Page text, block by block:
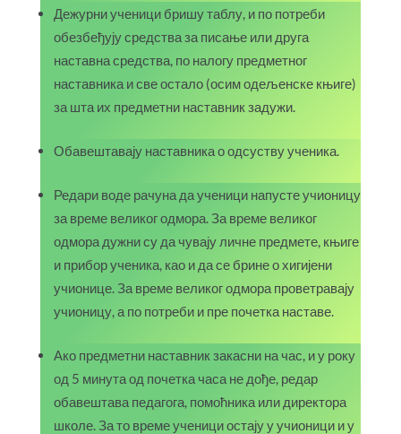
Дежурни ученици бришу таблу, и по потреби
обезбеђују средства за писање или друга
наставна средства, по налогу предметног
наставника и све остало (осим одељенске књиге)
за шта их предметни наставник задужи.
Обавештавају наставника о одсуству ученика.
Редари воде рачуна да ученици напусте учионицу
за време великог одмора. За време великог
одмора дужни су да чувају личне предмете, књиге
и прибор ученика, као и да се брине о хигијени
учионице. За време великог одмора проветравају
учионицу, а по потреби и пре почетка наставе.
Ако предметни наставник закасни на час, и у року
од 5 минута од почетка часа не дође, редар
обавештава педагога, помоћника или директора
школе. За то време ученици остају у учионици и у